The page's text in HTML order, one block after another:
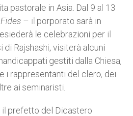
pastorale in Asia. Dal 9 al 13
Fides – il porporato sarà in
le celebrazioni per il
Rajshashi, visiterà alcuni
gestiti dalla Chiesa,
i rappresentanti del clero, dei
ai seminaristi.
prefetto del Dicastero